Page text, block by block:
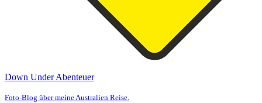
Down Under Abenteuer
Foto-Blog über meine Australien Reise.